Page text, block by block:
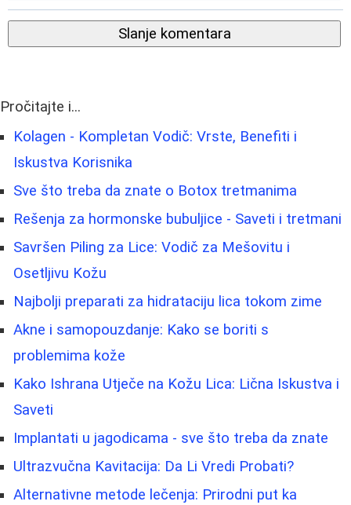
Slanje komentara
Pročitajte i...
Kolagen - Kompletan Vodič: Vrste, Benefiti i
Iskustva Korisnika
Sve što treba da znate o Botox tretmanima
Rešenja za hormonske bubuljice - Saveti i tretmani
Savršen Piling za Lice: Vodič za Mešovitu i
Osetljivu Kožu
Najbolji preparati za hidrataciju lica tokom zime
Akne i samopouzdanje: Kako se boriti s
problemima kože
Kako Ishrana Utječe na Kožu Lica: Lična Iskustva i
Saveti
Implantati u jagodicama - sve što treba da znate
Ultrazvučna Kavitacija: Da Li Vredi Probati?
Alternativne metode lečenja: Prirodni put ka